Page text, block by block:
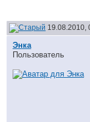
19.08.2010,
Энка
Пользователь